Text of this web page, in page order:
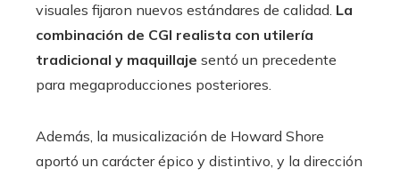
visuales fijaron nuevos estándares de calidad. La
combinación de CGI realista con utilería
tradicional y maquillaje sentó un precedente
para megaproducciones posteriores.
Además, la musicalización de Howard Shore
aportó un carácter épico y distintivo, y la dirección